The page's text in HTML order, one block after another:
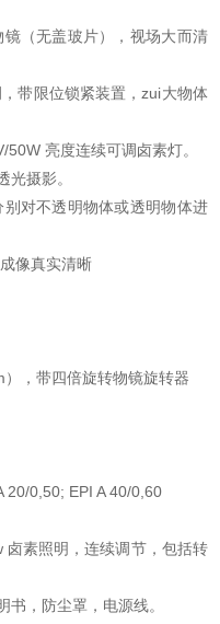
（无盖玻片），视场大而清
带限位锁紧装置，zui大物体
亮度连续可调卤素灯。
摄影。
对不透明物体或透明物体进
像真实清晰
，带四倍旋转物镜旋转器
20/0,50; EPI A 40/0,60
卤素照明，连续调节，包括转
书，防尘罩，电源线。